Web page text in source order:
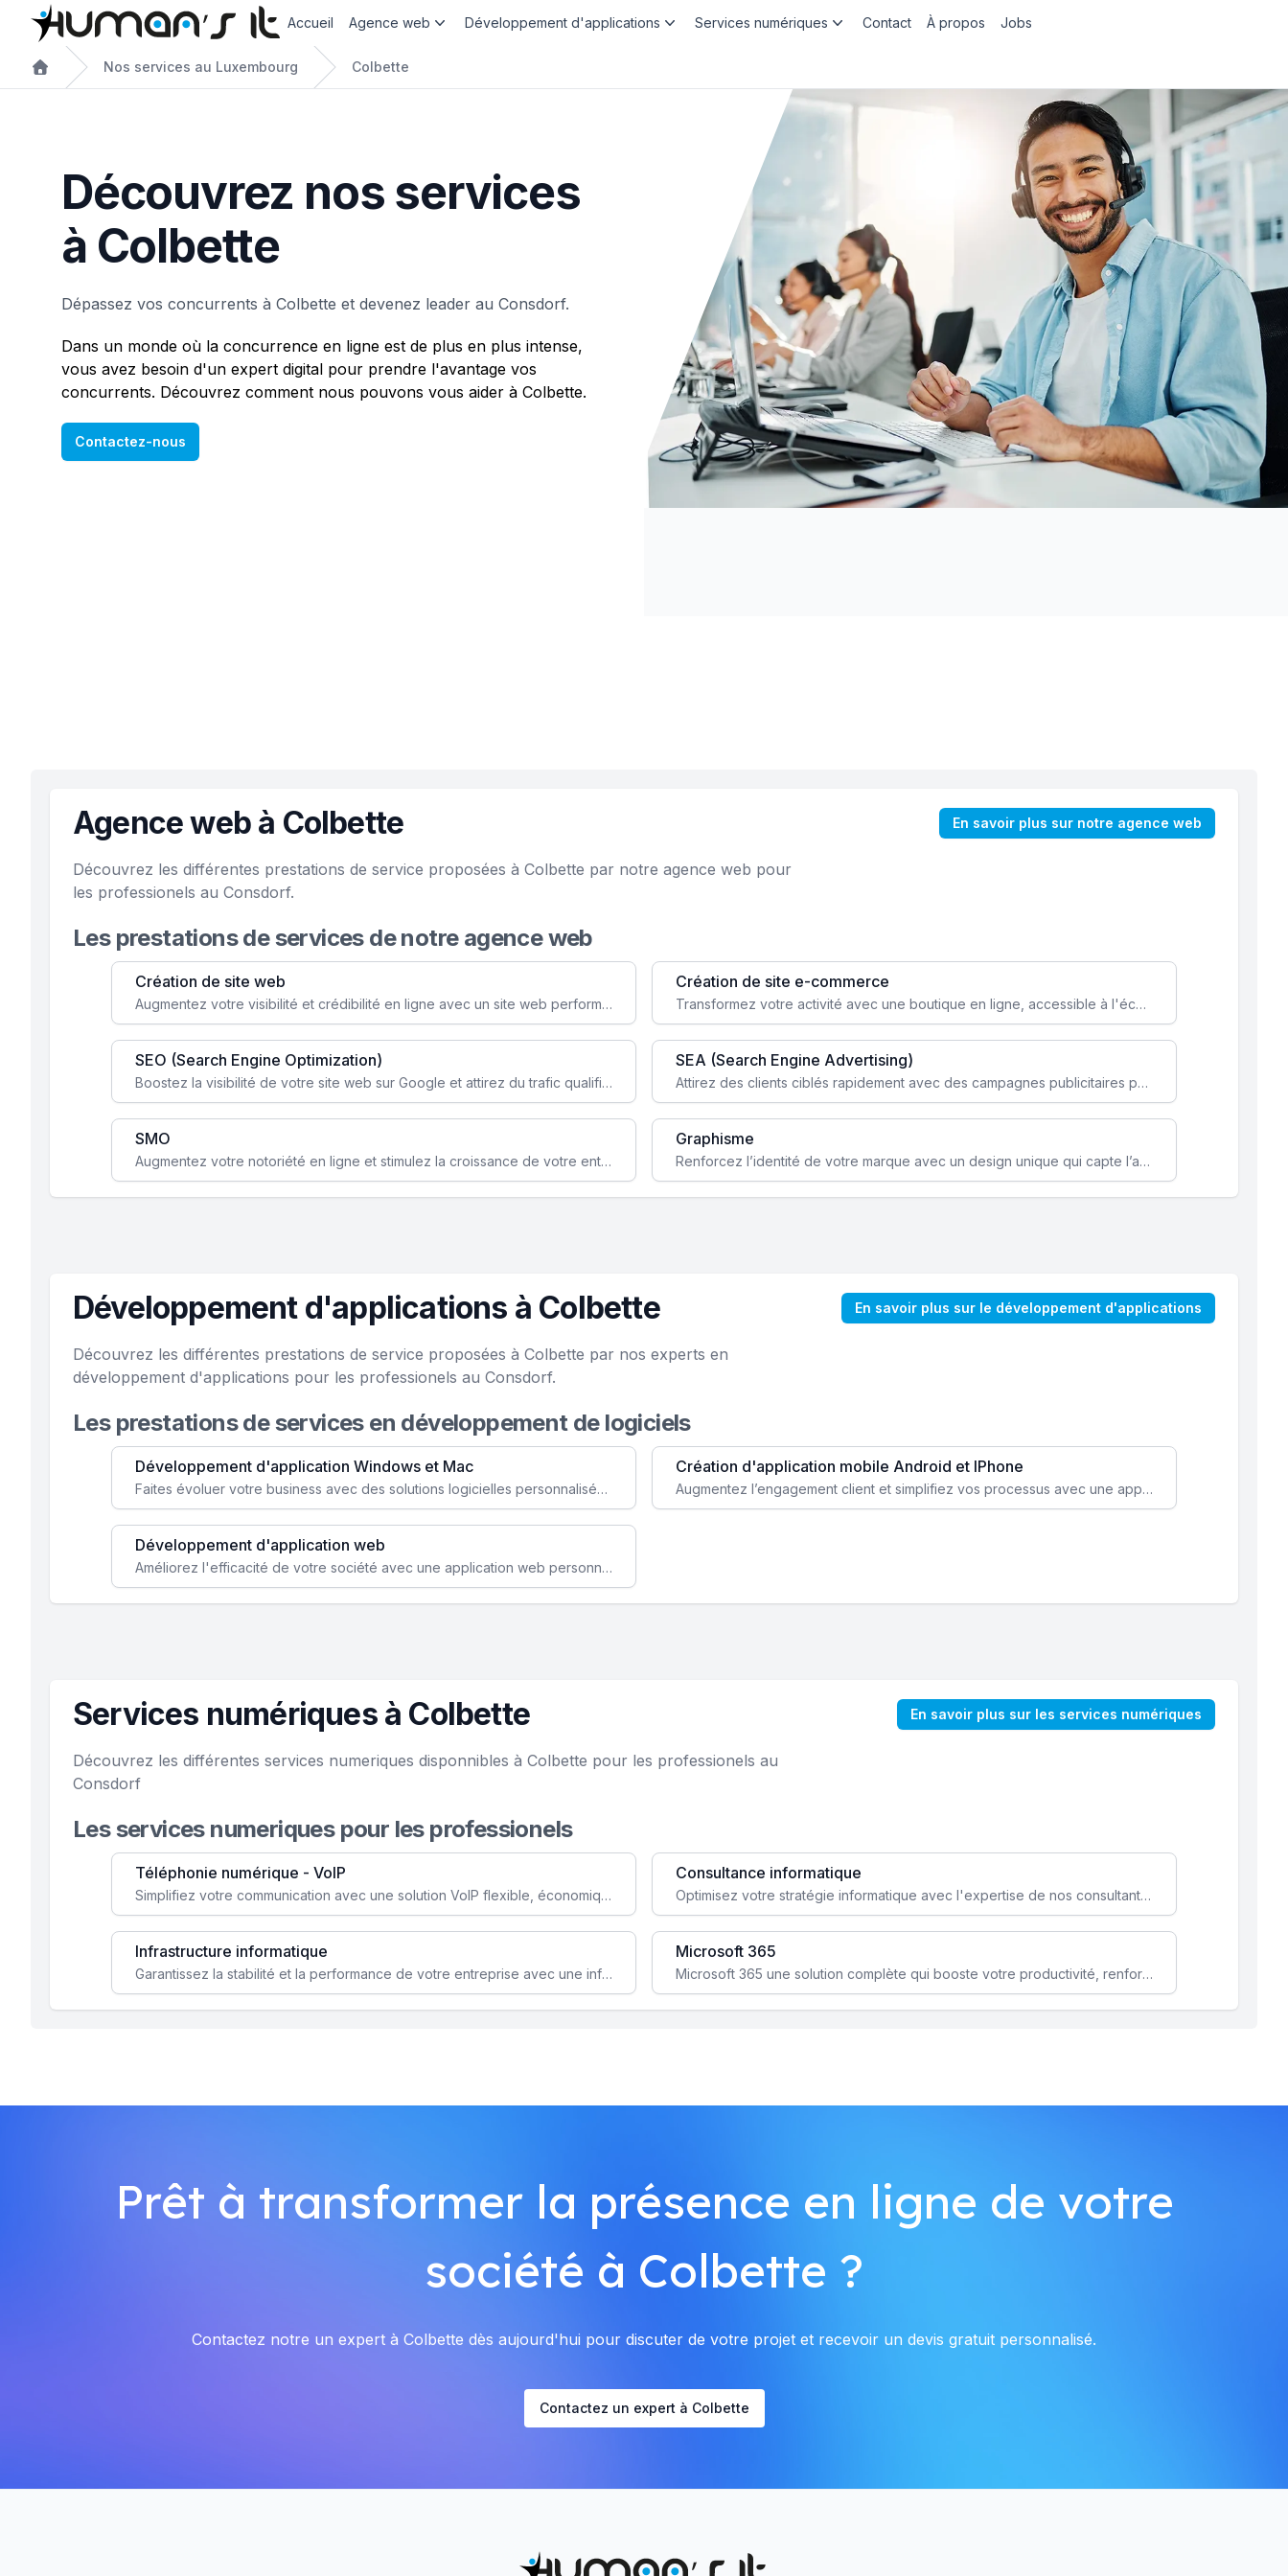
Accueil Agence web Développement d'applications Services numériques Contact À propos Jobs
Nos services au Luxembourg Colbette
Découvrez nos services
à Colbette
Dépassez vos concurrents à Colbette et devenez leader au Consdorf.
Dans un monde où la concurrence en ligne est de plus en plus intense,
vous avez besoin d'un expert digital pour prendre l'avantage vos
concurrents. Découvrez comment nous pouvons vous aider à Colbette.
Contactez-nous
Agence web à Colbette En savoir plus sur notre agence web
Découvrez les différentes prestations de service proposées à Colbette par notre agence web pour
les professionels au Consdorf.
Les prestations de services de notre agence web
Création de site web
Augmentez votre visibilité et crédibilité en ligne avec un site web performant, conçu pour attirer plus de clients.
Création de site e-commerce
Transformez votre activité avec une boutique en ligne, accessible à l'échelle mondiale 24/7.
SEO (Search Engine Optimization)
Boostez la visibilité de votre site web sur Google et attirez du trafic qualifié grâce à nos stratégies SEO.
SEA (Search Engine Advertising)
Attirez des clients ciblés rapidement avec des campagnes publicitaires payantes optimisées pour vos objectifs.
SMO
Augmentez votre notoriété en ligne et stimulez la croissance de votre entreprise grâce à une stratégie sociale sur mesure.
Graphisme
Renforcez l’identité de votre marque avec un design unique qui capte l’attention et engage vos clients.
Développement d'applications à Colbette En savoir plus sur le développement d'applications
Découvrez les différentes prestations de service proposées à Colbette par nos experts en
développement d'applications pour les professionels au Consdorf.
Les prestations de services en développement de logiciels
Développement d'application Windows et Mac
Faites évoluer votre business avec des solutions logicielles personnalisées, parfaitement adaptées à vos besoins spécifiques.
Création d'application mobile Android et IPhone
Augmentez l’engagement client et simplifiez vos processus avec une application mobile sur mesure, disponible sur iOS et Android.
Développement d'application web
Améliorez l'efficacité de votre société avec une application web personnalisée accessible partout et tout le temps.
Services numériques à Colbette En savoir plus sur les services numériques
Découvrez les différentes services numeriques disponnibles à Colbette pour les professionels au
Consdorf
Les services numeriques pour les professionels
Téléphonie numérique - VoIP
Simplifiez votre communication avec une solution VoIP flexible, économique et adaptée à vos besoins professionnels.
Consultance informatique
Optimisez votre stratégie informatique avec l'expertise de nos consultants pour améliorer votre efficacité et sécurité.
Infrastructure informatique
Garantissez la stabilité et la performance de votre entreprise avec une infrastructure IT sécurisée et évolutive.
Microsoft 365
Microsoft 365 une solution complète qui booste votre productivité, renforce la sécurité de vos données et facilite la collaboration.
Prêt à transformer la présence en ligne de votre
société à Colbette ?
Contactez notre un expert à Colbette dès aujourd'hui pour discuter de votre projet et recevoir un devis gratuit personnalisé.
Contactez un expert à Colbette